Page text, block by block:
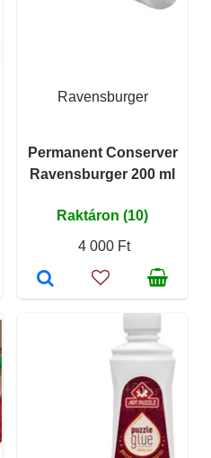
Ravensburger
Permanent Conserver
Ravensburger 200 ml
Raktáron (10)
4 000 Ft